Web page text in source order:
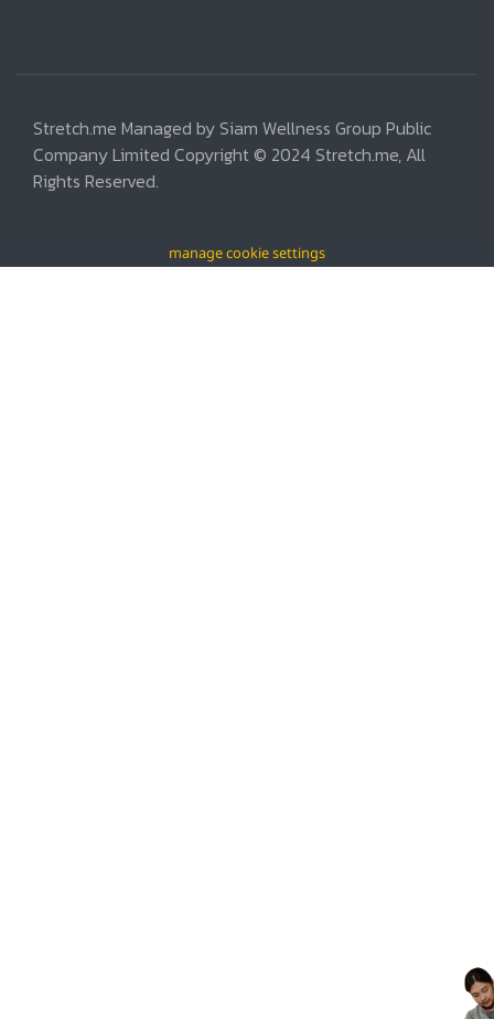
Stretch.me Managed by Siam Wellness Group Public
Company Limited Copyright © 2024 Stretch.me, All
Rights Reserved.
manage cookie settings